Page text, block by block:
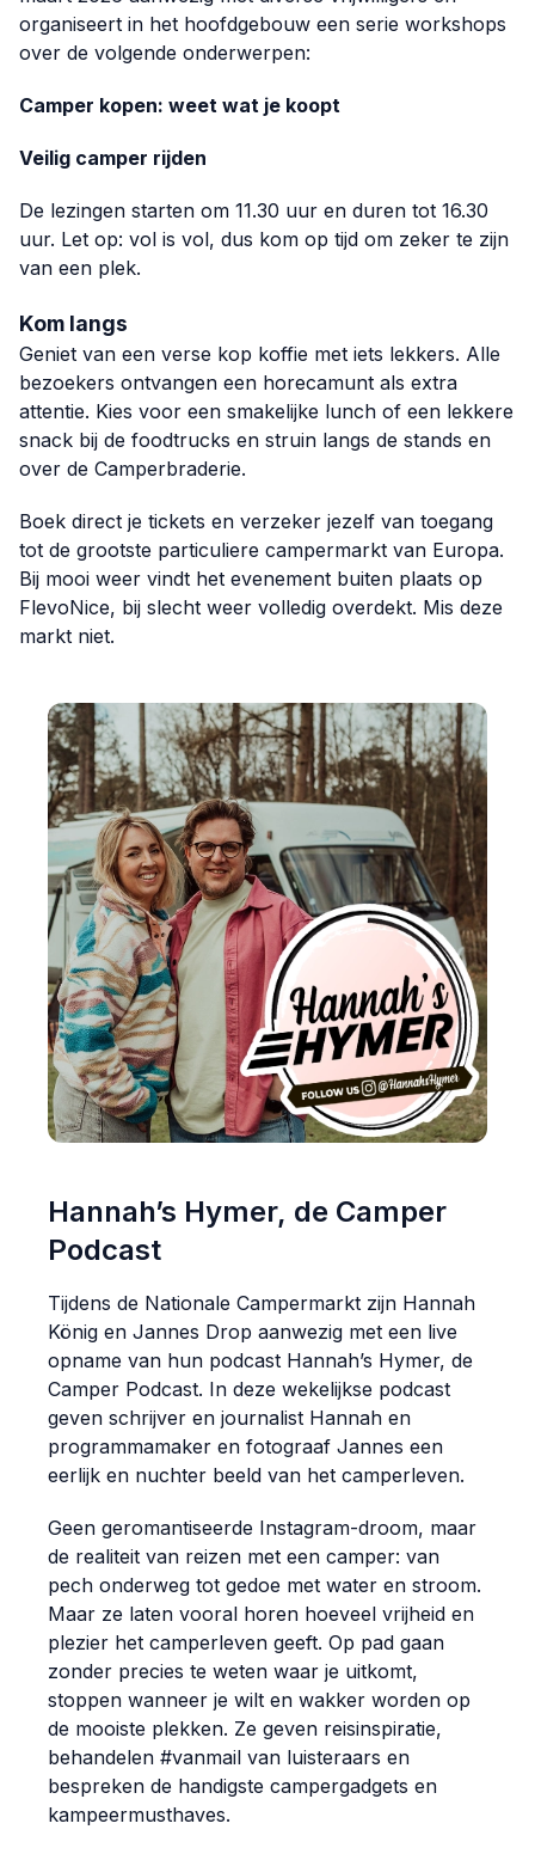
organiseert in het hoofdgebouw een serie workshops
over de volgende onderwerpen:
Camper kopen: weet wat je koopt
Veilig camper rijden
De lezingen starten om 11.30 uur en duren tot 16.30
uur. Let op: vol is vol, dus kom op tijd om zeker te zijn
van een plek.
Kom langs
Geniet van een verse kop koffie met iets lekkers. Alle
bezoekers ontvangen een horecamunt als extra
attentie. Kies voor een smakelijke lunch of een lekkere
snack bij de foodtrucks en struin langs de stands en
over de Camperbraderie.
Boek direct je tickets en verzeker jezelf van toegang
tot de grootste particuliere campermarkt van Europa.
Bij mooi weer vindt het evenement buiten plaats op
FlevoNice, bij slecht weer volledig overdekt. Mis deze
markt niet.
Hannah’s Hymer, de Camper
Podcast
Tijdens de Nationale Campermarkt zijn Hannah
König en Jannes Drop aanwezig met een live
opname van hun podcast Hannah’s Hymer, de
Camper Podcast. In deze wekelijkse podcast
geven schrijver en journalist Hannah en
programmamaker en fotograaf Jannes een
eerlijk en nuchter beeld van het camperleven.
Geen geromantiseerde Instagram-droom, maar
de realiteit van reizen met een camper: van
pech onderweg tot gedoe met water en stroom.
Maar ze laten vooral horen hoeveel vrijheid en
plezier het camperleven geeft. Op pad gaan
zonder precies te weten waar je uitkomt,
stoppen wanneer je wilt en wakker worden op
de mooiste plekken. Ze geven reisinspiratie,
behandelen #vanmail van luisteraars en
bespreken de handigste campergadgets en
kampeermusthaves.